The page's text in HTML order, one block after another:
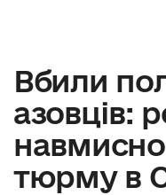
Вбили
азовців:
навмисно
тюрму в